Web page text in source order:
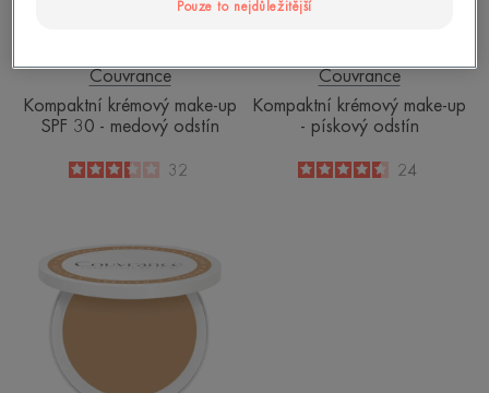
Couvrance
Kompaktní krémový make-up
SPF 30 - medový odstín
3.3
/
5
32
Couvrance
Kompaktní krémový make-up
- pískový odstín
4.5
/
5
24
krémový
make-
přirozený
odstín
Pouze to nejdůležitější